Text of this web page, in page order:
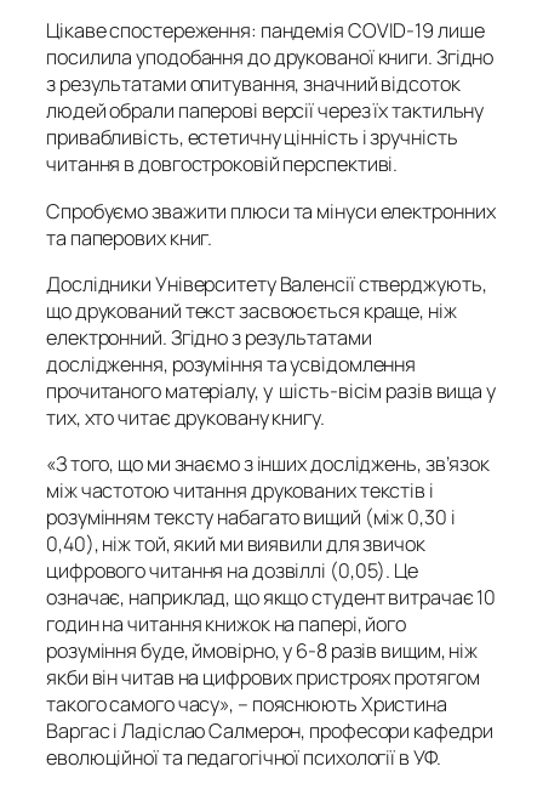
Цікаве спостереження: пандемія COVID-19 лише
посилила уподобання до друкованої книги. Згідно
з результатами опитування, значний відсоток
людей обрали паперові версії через їх тактильну
привабливість, естетичну цінність і зручність
читання в довгостроковій перспективі.
Спробуємо зважити плюси та мінуси електронних
та паперових книг.
Дослідники Університету Валенсії стверджують,
що друкований текст засвоюється краще, ніж
електронний. Згідно з результатами
дослідження, розуміння та усвідомлення
прочитаного матеріалу, у шість-вісім разів вища у
тих, хто читає друковану книгу.
«З того, що ми знаємо з інших досліджень, зв’язок
між частотою читання друкованих текстів і
розумінням тексту набагато вищий (між 0,30 і
0,40), ніж той, який ми виявили для звичок
цифрового читання на дозвіллі (0,05). Це
означає, наприклад, що якщо студент витрачає 10
годин на читання книжок на папері, його
розуміння буде, ймовірно, у 6-8 разів вищим, ніж
якби він читав на цифрових пристроях протягом
такого самого часу», – пояснюють Христина
Варгас і Ладіслао Салмерон, професори кафедри
еволюційної та педагогічної психології в УФ.